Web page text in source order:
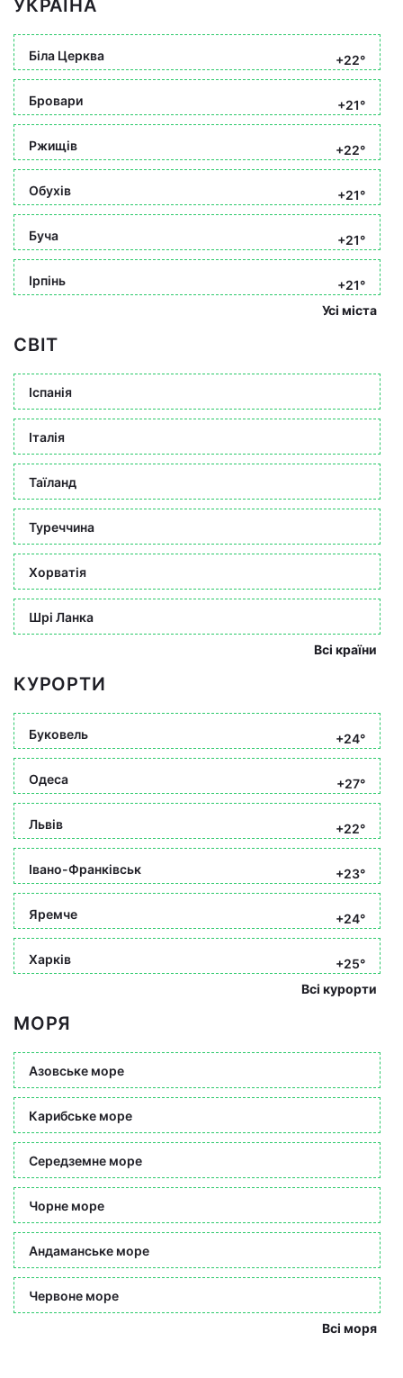
УКРАЇНА
Біла Церква +22°
Бровари +21°
Ржищів +22°
Обухів +21°
Буча +21°
Ірпінь
+21°
Усі міста
СВІТ
Іспанія
Італія
Таїланд
Туреччина
Хорватія
Шрі Ланка
Всі країни
КУРОРТИ
Буковель +24°
Одеса +27°
Львів +22°
Івано-Франківськ +23°
Яремче +24°
Харків
+25°
Всі курорти
МОРЯ
Азовське море
Карибське море
Середземне море
Чорне море
Андаманське море
Червоне море
Всі моря